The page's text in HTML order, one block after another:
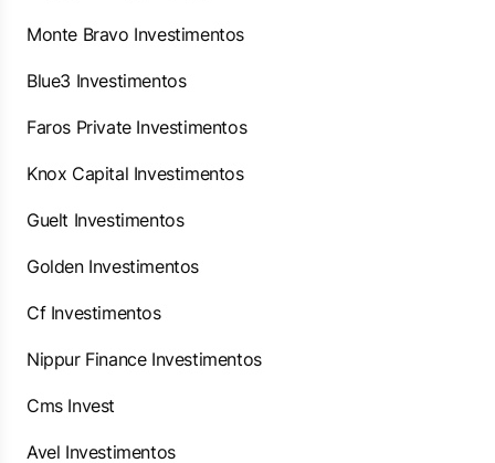
Monte Bravo Investimentos
Blue3 Investimentos
Faros Private Investimentos
Knox Capital Investimentos
Guelt Investimentos
Golden Investimentos
Cf Investimentos
Nippur Finance Investimentos
Cms Invest
Avel Investimentos